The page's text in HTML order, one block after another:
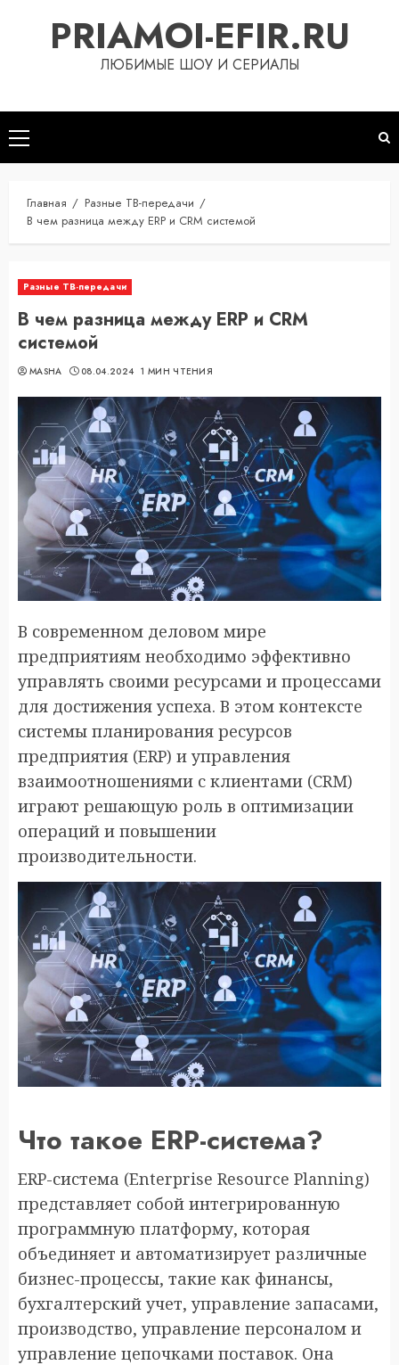
содержимомуPRIAMOI-EFIR.RU
ЛЮБИМЫЕ ШОУ И СЕРИАЛЫ
Основное
меню
Главная
Разные ТВ-передачи
В чем разница между ERP и CRM системой
Разные ТВ-передачи
В чем разница между ERP и CRM
системой
MASHA 08.04.2024 1 МИН ЧТЕНИЯ
В современном деловом мире
предприятиям необходимо эффективно
управлять своими ресурсами и процессами
для достижения успеха. В этом контексте
системы планирования ресурсов
предприятия (ERP) и управления
взаимоотношениями с клиентами (CRM)
играют решающую роль в оптимизации
операций и повышении
производительности.
Что такое ERP-система?
ERP-система (Enterprise Resource Planning)
представляет собой интегрированную
программную платформу, которая
объединяет и автоматизирует различные
бизнес-процессы, такие как финансы,
бухгалтерский учет, управление запасами,
производство, управление персоналом и
управление цепочками поставок. Она